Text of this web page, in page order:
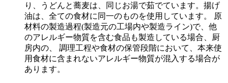
り、うどんと蕎麦は、同じお湯で茹でています。揚げ
油は、全ての食材に同一のものを使用しています。 原
材料の製造過程(製造元の工場内や製造ライン)で、他
のアレルギー物質を含む食品も製造している場合、厨
房内の、 調理工程や食材の保管段階において、本来使
用食材に含まれないアレルギー物質が混入する場合が
あります。